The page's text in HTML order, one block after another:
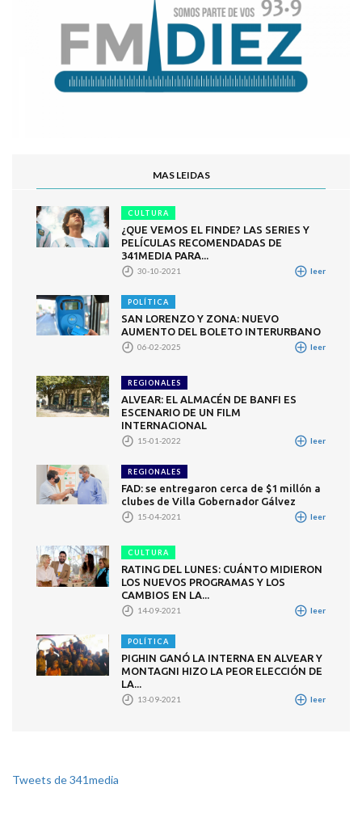
MAS LEIDAS
CULTURA
¿QUE VEMOS EL FINDE? LAS SERIES Y
PELÍCULAS RECOMENDADAS DE
341MEDIA PARA...
30-10-2021 leer
POLÍTICA
SAN LORENZO Y ZONA: NUEVO
AUMENTO DEL BOLETO INTERURBANO
06-02-2025 leer
REGIONALES
ALVEAR: EL ALMACÉN DE BANFI ES
ESCENARIO DE UN FILM
INTERNACIONAL
15-01-2022 leer
REGIONALES
FAD: se entregaron cerca de $1 millón a
clubes de Villa Gobernador Gálvez
15-04-2021 leer
CULTURA
RATING DEL LUNES: CUÁNTO MIDIERON
LOS NUEVOS PROGRAMAS Y LOS
CAMBIOS EN LA...
14-09-2021 leer
POLÍTICA
PIGHIN GANÓ LA INTERNA EN ALVEAR Y
MONTAGNI HIZO LA PEOR ELECCIÓN DE
LA...
13-09-2021 leer
Tweets de 341media